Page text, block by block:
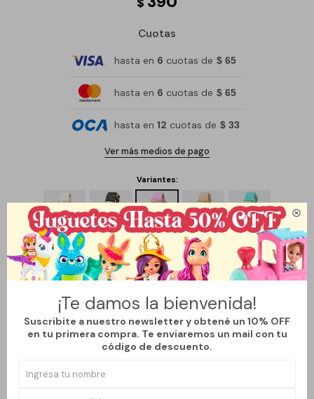

¡Te damos la bienvenida!
Suscribite a nuestro newsletter y obtené un 10% OFF
en tu primera compra. Te enviaremos un mail con tu
código de descuento.
Cuotas
hasta en 6 cuotas de $ 65
hasta en 6 cuotas de $ 65
hasta en 12 cuotas de $ 33
Ver más medios de pago
Variantes:
Métodos y costos de envío
Productos que te pueden interesar